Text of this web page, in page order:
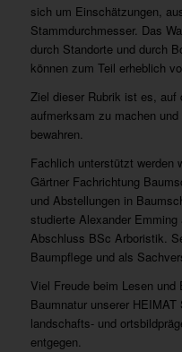
sich um Einschätzungen,
Stammdurchmesser. Das
durch Standorte und durch
können zum Teil erheblich
Ziel dieser Rubrik ist es, auf
aufmerksam zu machen
bewahren.
Fachlich unterstützt werden
Gärtner Fachrichtung
und Abstellungen in
studierte Alexander
Abschluss BSc Arboristik.
Baumpflege und als
Viel Freude beim Lesen
Baumnatur unserer
landschafts- und
entgegen.